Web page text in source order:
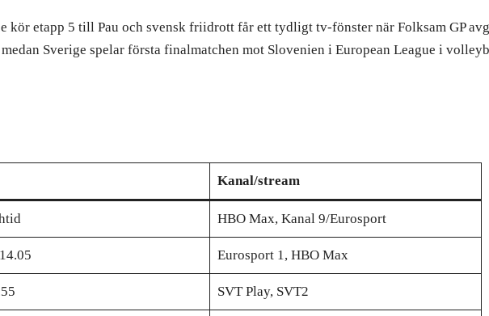
kör etapp 5 till Pau och svensk friidrott får ett tydligt tv-fönster när Folksam GP
Sverige spelar första finalmatchen mot Slovenien i European League i
Kanal/stream
HBO Max, Kanal 9/Eurosport
Eurosport 1, HBO Max
SVT Play, SVT2